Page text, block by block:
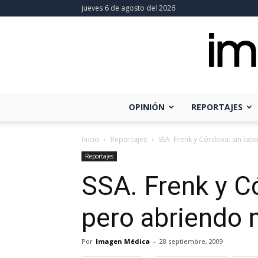
jueves 6 de agosto del 2026
OPINIÓN REPORTAJES
Inicio Reportajes SSA. Frenk y Córdova: sin
Reportajes
SSA. Frenk y
pero abriendo
Por Imagen Médica - 28 septiembre, 2009